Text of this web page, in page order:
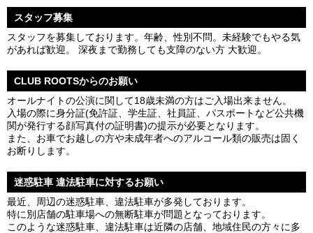
スタッフ募集
スタッフを募集しております。年齢、性別不問。未経験でもやる気
があれば歓迎。 深夜まで勤務しても支障のない方 大歓迎。
CLUB ROOTSからのお願い
オールナイトの公演に関して18歳未満の方はご入場出来ません。
入場の際に身分証(免許証、学生証、社員証、パスポートなど公共機
関が発行する顔写真付の証明書)の提示が必要となります。
また、お車でお越しの方や未成年者へのアルコール類の販売は固く
お断りします。
迷惑駐車 違法駐車に対するお願い
最近、周辺の迷惑駐車、違法駐車が多発しております。
特に別店舗の駐車場への無断駐車が問題となっております。
このような迷惑駐車、違法駐車は近隣の店舗、地域住民の方々に多